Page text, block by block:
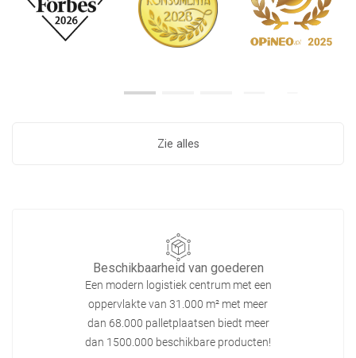
Zie alles
Beschikbaarheid van goederen
Een modern logistiek centrum met een
oppervlakte van 31.000 m² met meer
dan 68.000 palletplaatsen biedt meer
dan 1500.000 beschikbare producten!